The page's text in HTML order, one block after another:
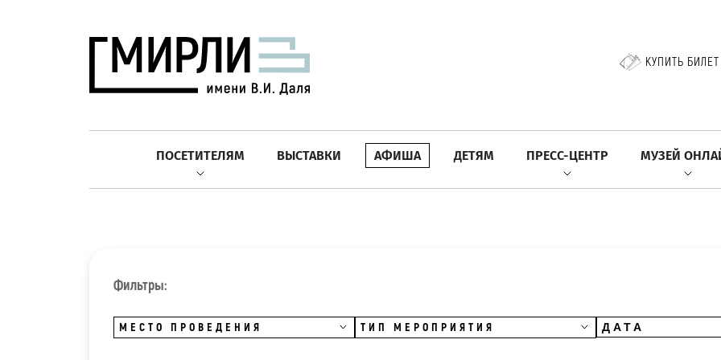
КУПИТЬ БИЛЕТ
ПОСЕТИТЕЛЯМ ВЫСТАВКИ АФИША ДЕТЯМ ПРЕСС-ЦЕНТР МУЗЕЙ
Фильтры:
МЕСТО ПРОВЕДЕНИЯ ТИП МЕРОПРИЯТИЯ